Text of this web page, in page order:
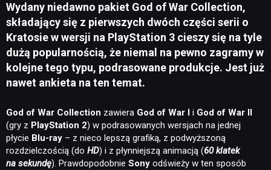
Wydany niedawno pakiet God of War Collection,
składający się z pierwszych dwóch części serii o
Kratosie w wersji na PlayStation 3 cieszy się na tyle
dużą popularnością, że niemal na pewno zagramy w
kolejne tego typu, podrasowane produkcje. Jest już
nawet ankieta na ten temat.
God of War Collection zawiera God of War I i God of War II
(gry z PlayStation 2) w podrasowanych wersjach na jednej
płycie Blu-ray – z nieco lepszą grafiką, z podwyższoną
rozdzielczością (do HD) i z płynniejszą animacją (60 klatek
na sekundę). Prawdopodobnie Sony odświeży w ten sposób